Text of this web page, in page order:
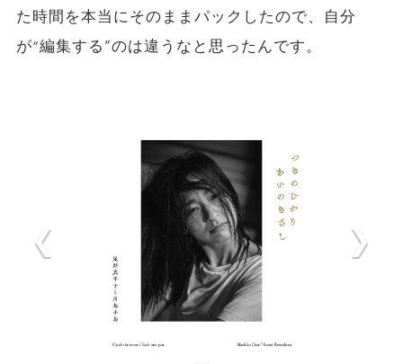
た時間を本当にそのままパックしたので、自分
が“編集する”のは違うなと思ったんです。